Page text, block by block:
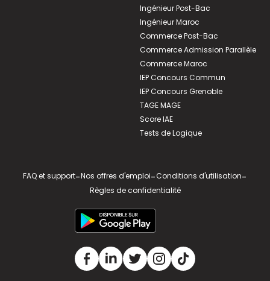
Ingénieur Post-Bac
Ingénieur Maroc
Commerce Post-Bac
Commerce Admission Parallèle
Commerce Maroc
IEP Concours Commun
IEP Concours Grenoble
TAGE MAGE
Score IAE
Tests de Logique
FAQ et support-Nos offres d'emploi-Conditions d'utilisation-
Règles de confidentialité